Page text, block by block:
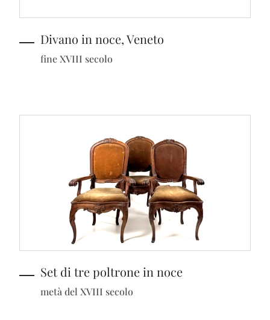
Divano in noce, Veneto
fine XVIII secolo
Set di tre poltrone in noce
metà del XVIII secolo